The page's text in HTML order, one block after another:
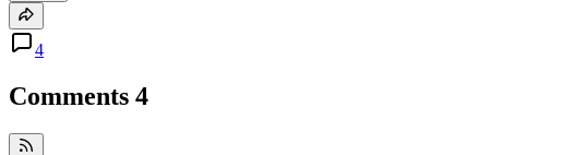
4
Comments 4